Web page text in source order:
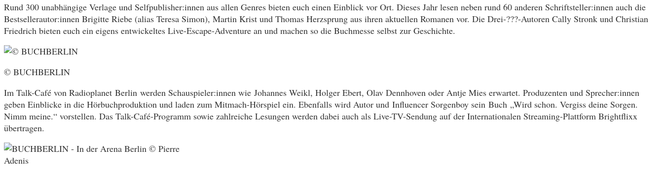
Rund 300 unabhängige Verlage und Selfpublisher:innen aus allen Genres bieten euch einen Einblick vor Ort. Dieses Jahr lesen neben rund 60 anderen Schriftsteller:innen auch die
Bestsellerautor:innen Brigitte Riebe (alias Teresa Simon), Martin Krist und Thomas Herzsprung aus ihren aktuellen Romanen vor. Die Drei-???-Autoren Cally Stronk und Christian
Friedrich bieten euch ein eigens entwickeltes Live-Escape-Adventure an und machen so die Buchmesse selbst zur Geschichte.
© BUCHBERLIN
Im Talk-Café von Radioplanet Berlin werden Schauspieler:innen wie Johannes Weikl, Holger Ebert, Olav Dennhoven oder Antje Mies erwartet. Produzenten und Sprecher:innen
geben Einblicke in die Hörbuchproduktion und laden zum Mitmach-Hörspiel ein. Ebenfalls wird Autor und Influencer Sorgenboy sein Buch „Wird schon. Vergiss deine Sorgen.
Nimm meine.“ vorstellen. Das Talk-Café-Programm sowie zahlreiche Lesungen werden dabei auch als Live-TV-Sendung auf der Internationalen Streaming-Plattform Brightflixx
übertragen.